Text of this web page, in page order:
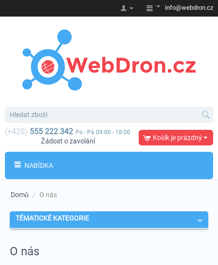
info@webdron.cz
(+420) 555 222 342 Po - Pá 09:00 - 18:00
Žádost o zavolání Košík je prázdný
NABÍDKA
Domů / O nás
TÉMATICKÉ KATEGORIE
O nás